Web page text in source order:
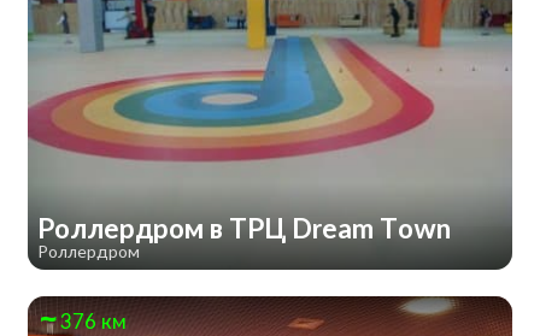
Роллердром в ТРЦ Dream Town
Роллердром
376 км